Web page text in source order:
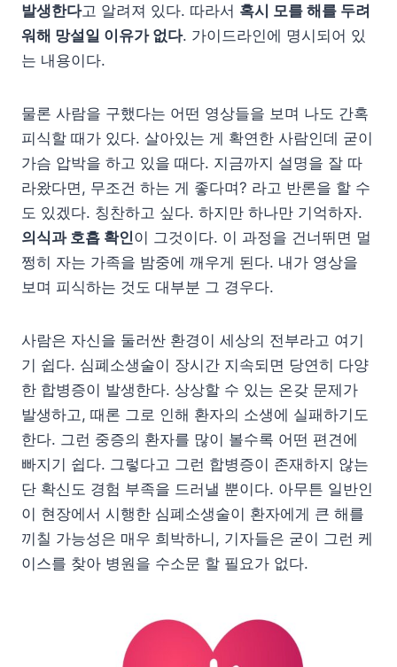
발생한다고 알려져 있다. 따라서 혹시 모를 해를 두려
워해 망설일 이유가 없다. 가이드라인에 명시되어 있
는 내용이다.
물론 사람을 구했다는 어떤 영상들을 보며 나도 간혹
피식할 때가 있다. 살아있는 게 확연한 사람인데 굳이
가슴 압박을 하고 있을 때다. 지금까지 설명을 잘 따
라왔다면, 무조건 하는 게 좋다며? 라고 반론을 할 수
도 있겠다. 칭찬하고 싶다. 하지만 하나만 기억하자.
의식과 호흡 확인이 그것이다. 이 과정을 건너뛰면 멀
쩡히 자는 가족을 밤중에 깨우게 된다. 내가 영상을
보며 피식하는 것도 대부분 그 경우다.
사람은 자신을 둘러싼 환경이 세상의 전부라고 여기
기 쉽다. 심폐소생술이 장시간 지속되면 당연히 다양
한 합병증이 발생한다. 상상할 수 있는 온갖 문제가
발생하고, 때론 그로 인해 환자의 소생에 실패하기도
한다. 그런 중증의 환자를 많이 볼수록 어떤 편견에
빠지기 쉽다. 그렇다고 그런 합병증이 존재하지 않는
단 확신도 경험 부족을 드러낼 뿐이다. 아무튼 일반인
이 현장에서 시행한 심폐소생술이 환자에게 큰 해를
끼칠 가능성은 매우 희박하니, 기자들은 굳이 그런 케
이스를 찾아 병원을 수소문 할 필요가 없다.